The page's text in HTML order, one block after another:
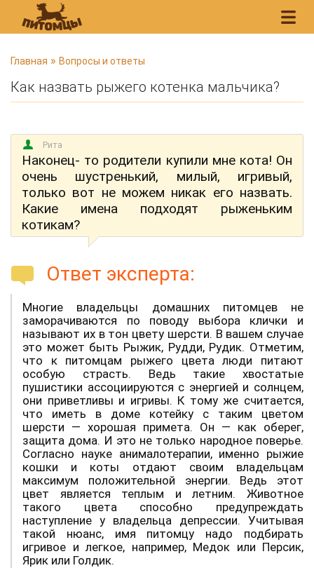
В
ы
з
е
Главная » Вопросы и ответы
Как назвать рыжего котенка мальчика?
Рита
Наконец- то родители купили мне кота! Он
очень шустренький, милый, игривый,
только вот не можем никак его назвать.
Какие имена подходят рыженьким
котикам?
Ответ эксперта:
Многие владельцы домашних питомцев не
заморачиваются по поводу выбора клички и
называют их в тон цвету шерсти. В вашем случае
это может быть Рыжик, Рудди, Рудик. Отметим,
что к питомцам рыжего цвета люди питают
особую страсть. Ведь такие хвостатые
пушистики ассоциируются с энергией и солнцем,
они приветливы и игривы. К тому же считается,
что иметь в доме котейку с таким цветом
шерсти — хорошая примета. Он — как оберег,
защита дома. И это не только народное поверье.
Согласно науке анималотерапии, именно рыжие
кошки и коты отдают своим владельцам
максимум положительной энергии. Ведь этот
цвет является теплым и летним. Животное
такого цвета способно предупреждать
наступление у владельца депрессии. Учитывая
такой нюанс, имя питомцу надо подбирать
игривое и легкое, например, Медок или Персик,
Ярик или Голдик.